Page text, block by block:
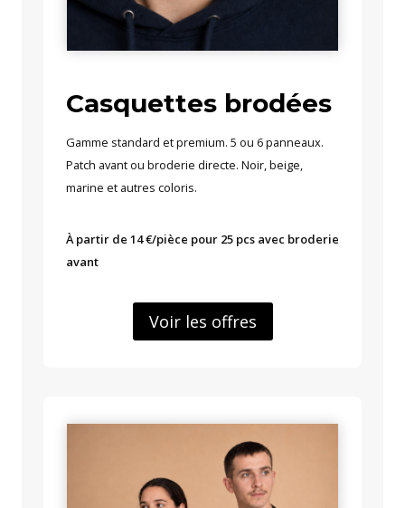
Casquettes brodées
Gamme standard et premium. 5 ou 6 panneaux.
Patch avant ou broderie directe. Noir, beige,
marine et autres coloris.
À partir de 14 €/pièce pour 25 pcs avec broderie
avant
Voir les offres